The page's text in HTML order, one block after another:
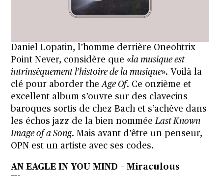
Daniel Lopatin, l’homme derrière Oneohtrix
Point Never, considère que «la musique est
intrinsèquement l’histoire de la musique». Voilà la
clé pour aborder theAge Of. Ce onzième et
excellent album s’ouvre sur des clavecins
baroques sortis de chez Bach et s’achève dans
les échos jazz de la bien nomméeLast Known
Image of a Song. Mais avant d’être un penseur,
OPN est un artiste avec ses codes.
AN EAGLE IN YOU MIND – Miraculous